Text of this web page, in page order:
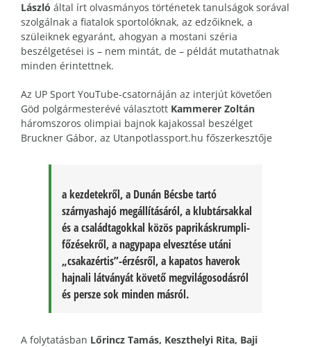
László által írt olvasmányos történetek tanulságok sorával
szolgálnak a fiatalok sportolóknak, az edzőiknek, a
szüleiknek egyaránt, ahogyan a mostani széria
beszélgetései is – nem mintát, de – példát mutathatnak
minden érintettnek.
Az UP Sport YouTube-csatornáján az interjút követően
Göd polgármesterévé választott Kammerer Zoltán
háromszoros olimpiai bajnok kajakossal beszélget
Bruckner Gábor, az Utanpotlassport.hu főszerkesztője
a kezdetekről, a Dunán Bécsbe tartó
szárnyashajó megállításáról, a klubtársakkal
és a családtagokkal közös paprikáskrumpli-
főzésekről, a nagypapa elvesztése utáni
„csakazértis”-érzésről, a kapatos haverok
hajnali látványát követő megvilágosodásról
és persze sok minden másról.
A folytatásban Lőrincz Tamás, Keszthelyi Rita, Baji